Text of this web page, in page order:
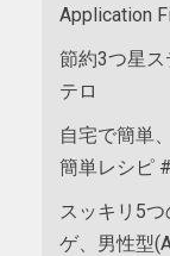
Application
節約3つ星
テロ
自宅で簡単
簡単レシピ
スッキリ5
ゲ、男性型